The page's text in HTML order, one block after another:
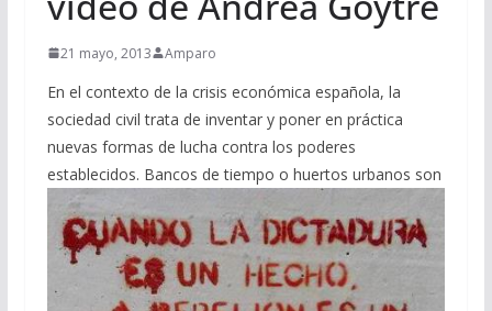
21 mayo, 2013 Amparo
En el contexto de la crisis económica española, la
sociedad civil trata de inventar y poner en práctica
nuevas formas de lucha contra los poderes
establecidos. Bancos de tiempo o huertos urbanos son